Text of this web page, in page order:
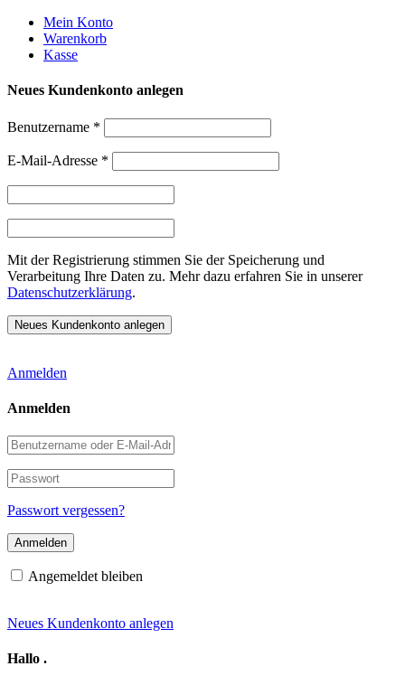
Weiter
zum
Inhalt
Mein Konto
Warenkorb
Kasse
Neues Kundenkonto anlegen
Benutzername *
E-Mail-Adresse *
Mit der Registrierung stimmen Sie der Speicherung und
Verarbeitung Ihre Daten zu. Mehr dazu erfahren Sie in unserer
Datenschutzerklärung.
Anmelden
Anmelden
Benutzername
oder
E-
Mail-
Adresse
Passwort
Passwort vergessen?
Angemeldet bleiben
Neues Kundenkonto anlegen
Hallo .